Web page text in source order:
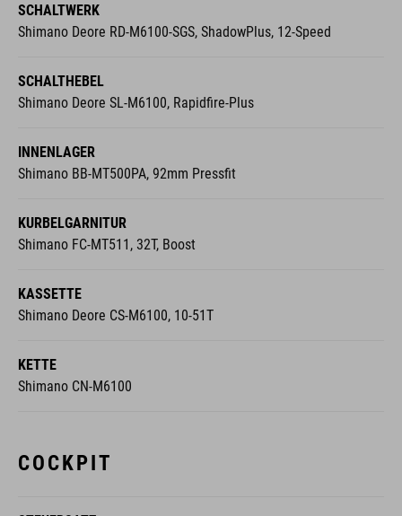
SCHALTWERK
Shimano Deore RD-M6100-SGS, ShadowPlus, 12-Speed
SCHALTHEBEL
Shimano Deore SL-M6100, Rapidfire-Plus
INNENLAGER
Shimano BB-MT500PA, 92mm Pressfit
KURBELGARNITUR
Shimano FC-MT511, 32T, Boost
KASSETTE
Shimano Deore CS-M6100, 10-51T
KETTE
Shimano CN-M6100
COCKPIT